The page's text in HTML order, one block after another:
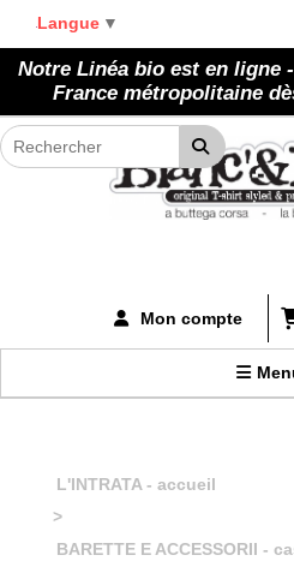
Notre Linéa bio est en ligne
France métropolitaine
Mon compte
L'INTRATA - accueil
BARETTE E ACCESSORII -
Langue ▼